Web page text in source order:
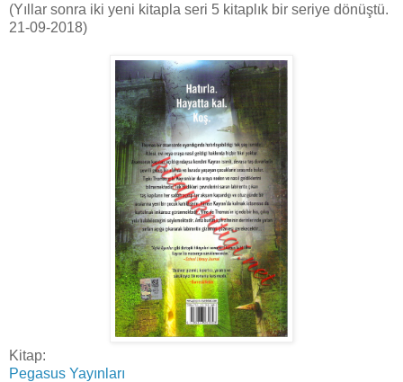
(Yıllar sonra iki yeni kitapla seri 5 kitaplık bir seriye dönüştü.
21-09-2018)
Kitap:
Pegasus Yayınları